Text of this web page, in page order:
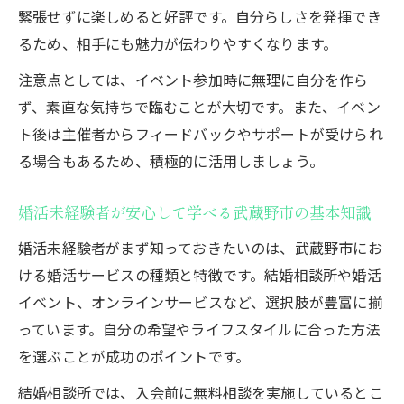
緊張せずに楽しめると好評です。自分らしさを発揮でき
るため、相手にも魅力が伝わりやすくなります。
注意点としては、イベント参加時に無理に自分を作ら
ず、素直な気持ちで臨むことが大切です。また、イベン
ト後は主催者からフィードバックやサポートが受けられ
る場合もあるため、積極的に活用しましょう。
婚活未経験者が安心して学べる武蔵野市の基本知識
婚活未経験者がまず知っておきたいのは、武蔵野市にお
ける婚活サービスの種類と特徴です。結婚相談所や婚活
イベント、オンラインサービスなど、選択肢が豊富に揃
っています。自分の希望やライフスタイルに合った方法
を選ぶことが成功のポイントです。
結婚相談所では、入会前に無料相談を実施しているとこ